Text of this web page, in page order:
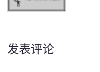
发表评论